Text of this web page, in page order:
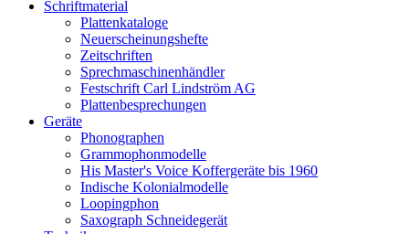
Schriftmaterial
Plattenkataloge
Neuerscheinungshefte
Zeitschriften
Sprechmaschinenhändler
Festschrift Carl Lindström AG
Plattenbesprechungen
Geräte
Phonographen
Grammophonmodelle
His Master's Voice Koffergeräte bis 1960
Indische Kolonialmodelle
Loopingphon
Saxograph Schneidegerät